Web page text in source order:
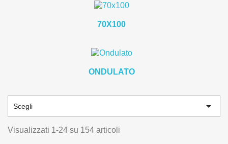
70X100
ONDULATO
Scegli 
Visualizzati 1-24 su 154 articoli